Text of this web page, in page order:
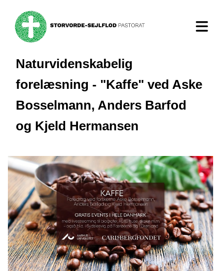
Naturvidenskabelig
forelæsning - "Kaffe" ved Aske
Bosselmann, Anders Barfod
og Kjeld Hermansen